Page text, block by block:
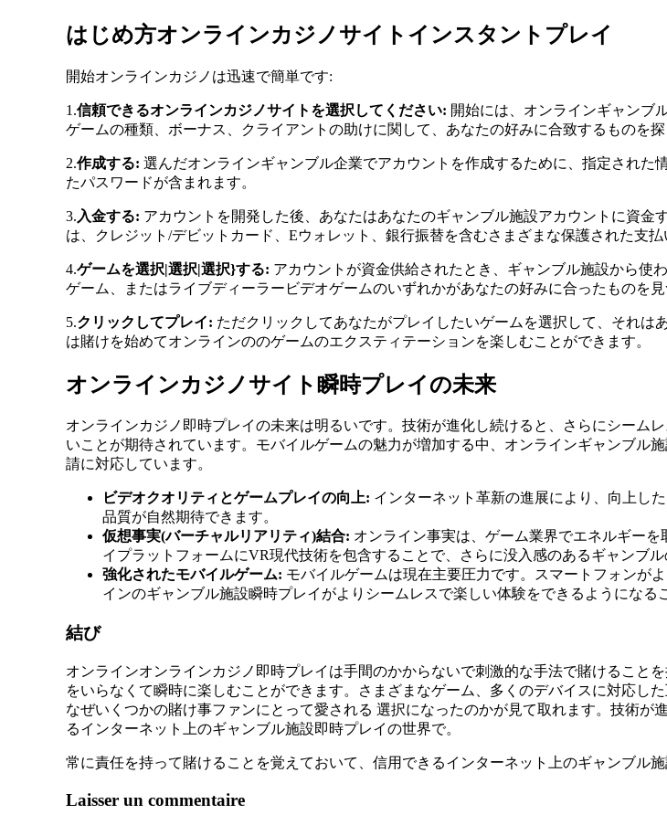
はじめ方オンラインカジノサイトインスタントプレイ
開始オンラインカジノは迅速で簡単です:
1.信頼できるオンラインカジノサイトを選択してください: 開始には、オンラインギャンブ
ゲームの種類、ボーナス、クライアントの助けに関して、あなたの好みに合致するものを探
2.作成する: 選んだオンラインギャンブル企業でアカウントを作成するために、指定され
たパスワードが含まれます。
3. 入金する: アカウントを開発した後、あなたはあなたのギャンブル施設アカウントに資
は、クレジット/デビットカード、Eウォレット、銀行振替を含むさまざまな保護された支払
4.ゲームを選択|選択|選択}する: アカウントが資金供給されたとき、ギャンブル施設から使
ゲーム、またはライブディーラービデオゲームのいずれかがあなたの好みに合ったものを見
5.クリックしてプレイ: ただクリックしてあなたがプレイしたいゲームを選択して、それ
は賭けを始めてオンラインののゲームのエクスティテーションを楽しむことができます。
オンラインカジノサイト瞬時プレイの未来
オンラインカジノ即時プレイの未来は明るいです。技術が進化し続けると、さらにシーム
いことが期待されています。モバイルゲームの魅力が増加する中、オンラインギャンブル
請に対応しています。
ビデオクオリティとゲームプレイの向上: インターネット革新の進展により、向上し
品質が自然期待できます。
仮想事実(バーチャルリアリティ)結合: オンライン事実は、ゲーム業界でエネルギー
イプラットフォームにVR現代技術を包含することで、さらに没入感のあるギャンブ
強化されたモバイルゲーム: モバイルゲームは現在主要圧力です。スマートフォンが
インのギャンブル施設瞬時プレイがよりシームレスで楽しい体験をできるようになる
結び
オンラインオンラインカジノ即時プレイは手間のかからないで刺激的な手法で賭けること
をいらなくて瞬時に楽しむことができます。さまざまなゲーム、多くのデバイスに対応し
なぜいくつかの賭け事ファンにとって愛される 選択になったのかが見て取れます。技術
るインターネット上のギャンブル施設即時プレイの世界で。
常に責任を持って賭けることを覚えておいて、信用できるインターネット上のギャンブル施
Navigation
Laisser un commentaire